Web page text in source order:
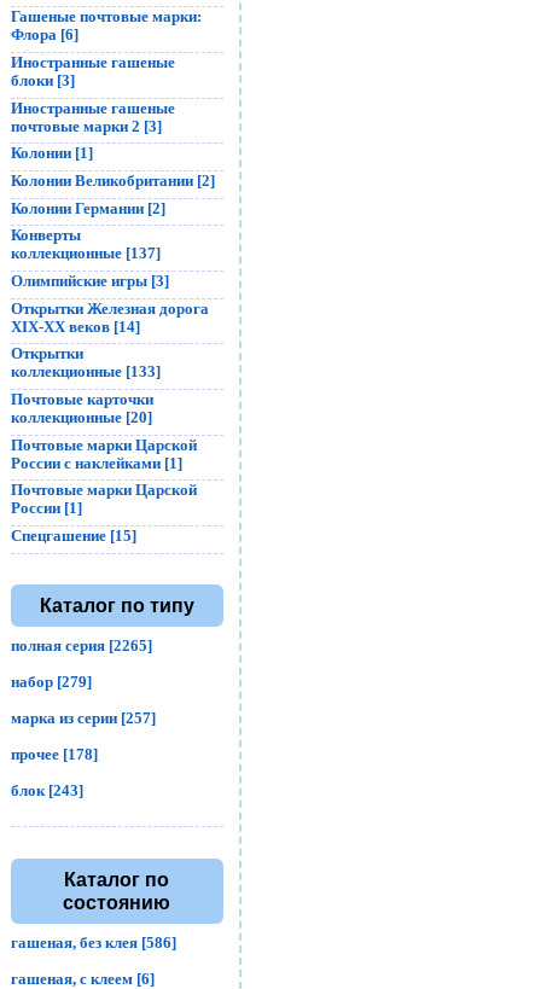
Гашеные почтовые марки:
Флора [6]
Иностранные гашеные
блоки [3]
Иностранные гашеные
почтовые марки 2 [3]
Колонии [1]
Колонии Великобритании [2]
Колонии Германии [2]
Конверты
коллекционные [137]
Олимпийские игры [3]
Открытки Железная дорога
XIX-XX веков [14]
Открытки
коллекционные [133]
Почтовые карточки
коллекционные [20]
Почтовые марки Царской
России с наклейками [1]
Почтовые марки Царской
России [1]
Спецгашение [15]
Каталог по типу
полная серия [2265]
набор [279]
марка из серии [257]
прочее [178]
блок [243]
Каталог по
состоянию
гашеная, без клея [586]
гашеная, с клеем [6]